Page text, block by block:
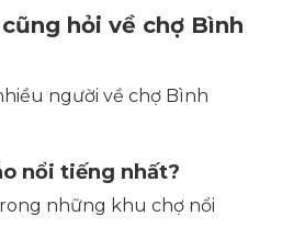
hỏi về chợ Bình
người về chợ Bình
nổi tiếng nhất?
những khu chợ nổi